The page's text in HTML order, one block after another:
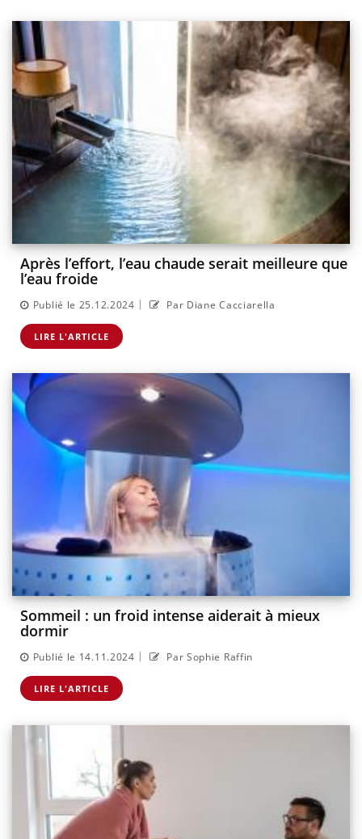
Après l’effort, l’eau chaude serait meilleure que
l’eau froide
Publié le 25.12.2024 | Par Diane Cacciarella
LIRE L'ARTICLE
Sommeil : un froid intense aiderait à mieux
dormir
Publié le 14.11.2024 | Par Sophie Raffin
LIRE L'ARTICLE